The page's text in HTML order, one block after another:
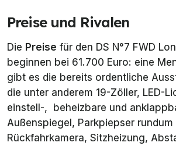
Preise und Rivalen
Die Preise für den DS N°7 FWD
beginnen bei 61.700 Euro: eine
gibt es die bereits ordentliche
die unter anderem 19-Zöller, LED-
einstell-, beheizbare und
Außenspiegel, Parkpiepser rundum
Rückfahrkamera, Sitzheizung,